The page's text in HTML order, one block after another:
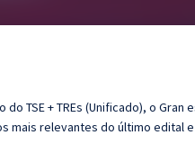
TSE + TREs (Unificado), o
relevantes do último edital